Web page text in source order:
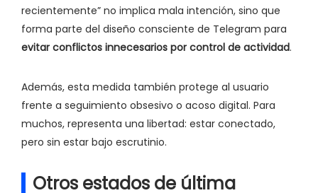
recientemente” no implica mala intención, sino que
forma parte del diseño consciente de Telegram para
evitar conflictos innecesarios por control de actividad.
Además, esta medida también protege al usuario
frente a seguimiento obsesivo o acoso digital. Para
muchos, representa una libertad: estar conectado,
pero sin estar bajo escrutinio.
Otros estados de última